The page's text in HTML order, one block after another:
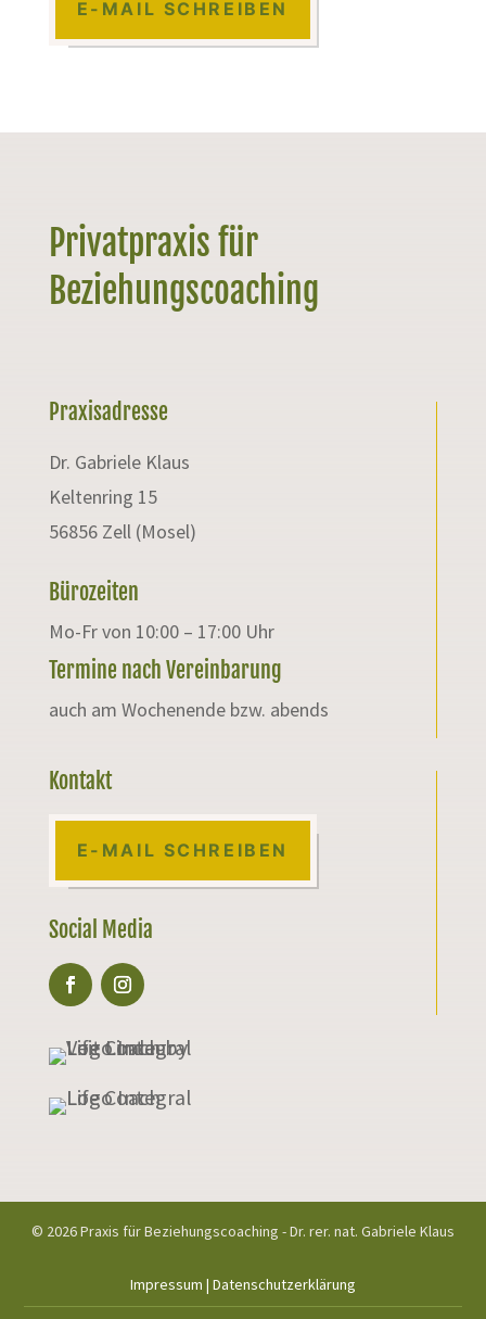
E-MAIL SCHREIBEN
Privatpraxis für
Beziehungscoaching
Praxisadresse
Dr. Gabriele Klaus
Keltenring 15
56856 Zell (Mosel)
Bürozeiten
Mo-Fr von 10:00 – 17:00 Uhr
Termine nach Vereinbarung
auch am Wochenende bzw. abends
Kontakt
E-MAIL SCHREIBEN
Social Media
© 2026 Praxis für Beziehungscoaching - Dr. rer. nat. Gabriele Klaus
Impressum | Datenschutzerklärung